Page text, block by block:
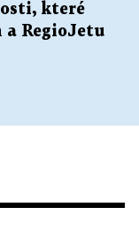
které
RegioJetu